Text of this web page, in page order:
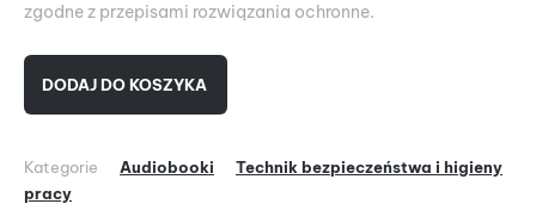
zgodne z przepisami rozwiązania ochronne.
DODAJ DO KOSZYKA
Kategorie Audiobooki
Technik bezpieczeństwa i higieny
pracy